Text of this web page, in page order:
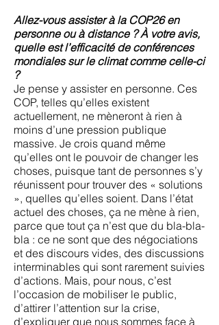
Allez-vous assister à la COP26 en
personne ou à distance ? À votre avis,
quelle est l’efficacité de conférences
mondiales sur le climat comme celle-ci
?
Je pense y assister en personne. Ces
COP, telles qu’elles existent
actuellement, ne mèneront à rien à
moins d’une pression publique
massive. Je crois quand même
qu’elles ont le pouvoir de changer les
choses, puisque tant de personnes s’y
réunissent pour trouver des « solutions
», quelles qu’elles soient. Dans l’état
actuel des choses, ça ne mène à rien,
parce que tout ça n’est que du bla-bla-
bla : ce ne sont que des négociations
et des discours vides, des discussions
interminables qui sont rarement suivies
d’actions. Mais, pour nous, c’est
l’occasion de mobiliser le public,
d’attirer l’attention sur la crise,
d’expliquer que nous sommes face à